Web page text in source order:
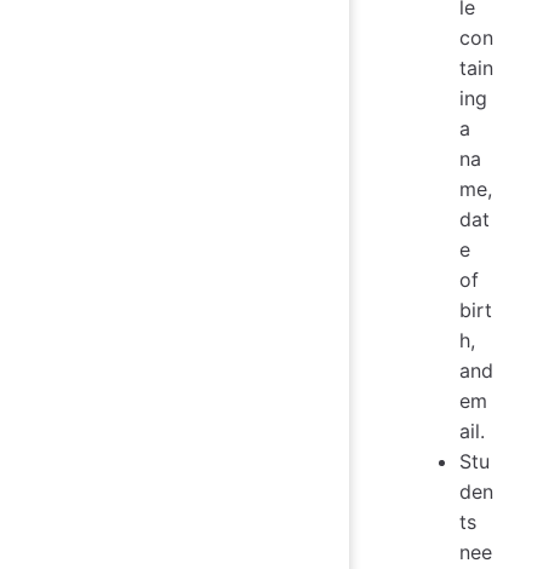
le
con
tain
ing
a
na
me,
dat
e
of
birt
h,
and
em
ail.
Stu
den
ts
nee